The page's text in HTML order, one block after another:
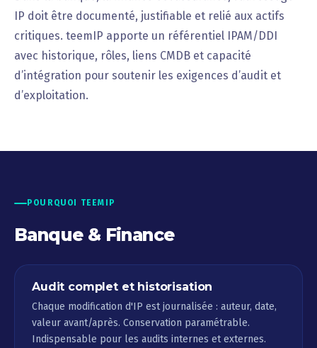
IP doit être documenté, justifiable et relié aux actifs
critiques. teemIP apporte un référentiel IPAM/DDI
avec historique, rôles, liens CMDB et capacité
d’intégration pour soutenir les exigences d’audit et
d’exploitation.
POURQUOI TEEMIP
Banque & Finance
Audit complet et historisation
Chaque modification d'IP est journalisée : auteur, date,
valeur avant/après. Conservation paramétrable.
Indispensable pour les audits internes et externes.